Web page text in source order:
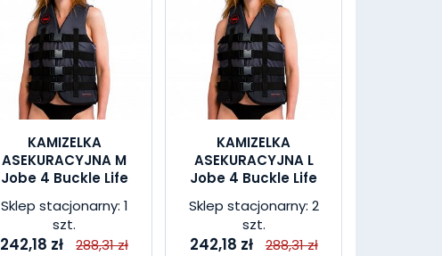
KAMIZELKA
ASEKURACYJNA M
Jobe 4 Buckle Life
Sklep stacjonarny: 1
szt.
242,18 zł 288,31 zł
KAMIZELKA
ASEKURACYJNA L
Jobe 4 Buckle Life
Sklep stacjonarny: 2
szt.
242,18 zł 288,31 zł